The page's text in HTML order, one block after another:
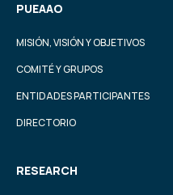
PUEAAO
MISIÓN, VISIÓN Y OBJETIVOS
COMITÉ Y GRUPOS
ENTIDADES PARTICIPANTES
DIRECTORIO
RESEARCH